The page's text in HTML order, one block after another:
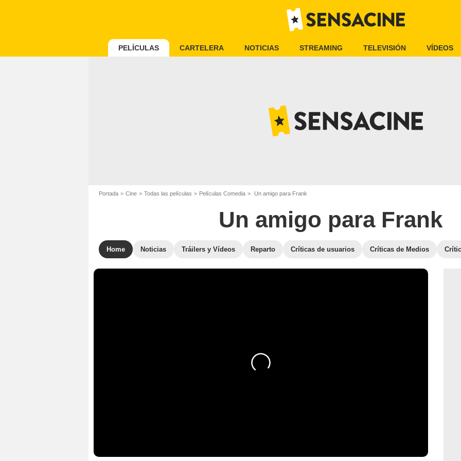
PELÍCULAS CARTELERA NOTICIAS STREAMING TELEVISIÓN VÍDEOS
Portada Cine Todas las películas Películas Comedia Un amigo para Frank
Un amigo para Frank
Home Noticias Tráilers y Vídeos Reparto Críticas de usuarios Críticas de Medios